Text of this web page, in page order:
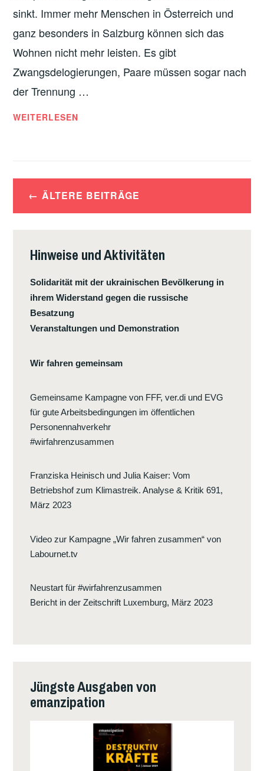
sinkt. Immer mehr Menschen in Österreich und
ganz besonders in Salzburg können sich das
Wohnen nicht mehr leisten. Es gibt
Zwangsdelogierungen, Paare müssen sogar nach
der Trennung …
KEINE
WOHNEN!
KEINE
MIETE!
WEITERLESEN
Beitragsnavigation
ÄLTERE BEITRÄGE
Hinweise und Aktivitäten
Solidarität mit der ukrainischen Bevölkerung in
ihrem Widerstand gegen die russische
Besatzung
Veranstaltungen und Demonstration
Wir fahren gemeinsam
Gemeinsame Kampagne von FFF, ver.di und EVG
für gute Arbeitsbedingungen im öffentlichen
Personennahverkehr
#wirfahrenzusammen
Franziska Heinisch und Julia Kaiser:Vom
Betriebshof zum Klimastreik. Analyse & Kritik 691,
März 2023
Video zur Kampagne „Wir fahren zusammen“ von
Labournet.tv
Neustart für #wirfahrenzusammen
Bericht in der Zeitschrift Luxemburg, März 2023
Jüngste Ausgaben von
emanzipation